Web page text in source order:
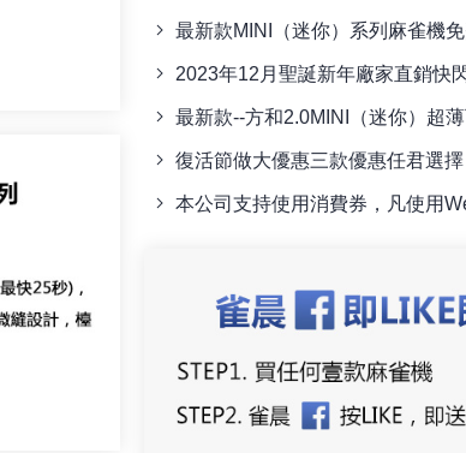
最新款MINI（迷你）系列麻雀機免費升
2023年12月聖誕新年廠家直銷快
最新款--方和2.0MINI（迷你）超
復活節做大優惠三款優惠任君選擇
本公司支持使用消費券，凡使用WeChat HK，支付寶，八